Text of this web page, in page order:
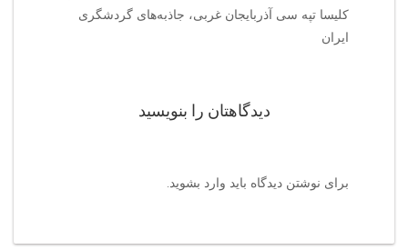
کلیسا تپه سی آذربایجان غربی، جاذبه‌های گردشگری
ایران
دیدگاهتان را بنویسید
برای نوشتن دیدگاه باید وارد بشوید